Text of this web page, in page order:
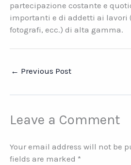
partecipazione costante e
importanti e di addetti ai lavori
fotografi, ecc.) di alta gamma.
← Previous Post
Leave a Comment
Your email address will not be
fields are marked *